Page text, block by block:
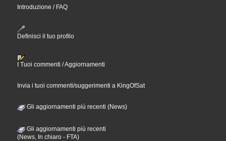
Introduzione / FAQ
Definisci il tuo profilo
I Tuoi commenti / Aggiornamenti
Invia i tuoi commenti/suggerimenti a KingOfSat
Gli aggiornamenti più recenti (News)
Gli aggiornamenti più recenti
(News, In chiaro - FTA)